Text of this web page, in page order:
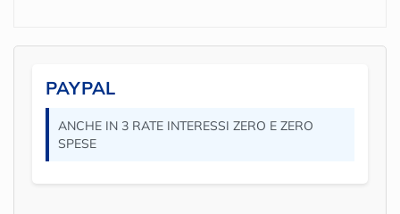
PAYPAL
ANCHE IN 3 RATE INTERESSI ZERO E ZERO
SPESE